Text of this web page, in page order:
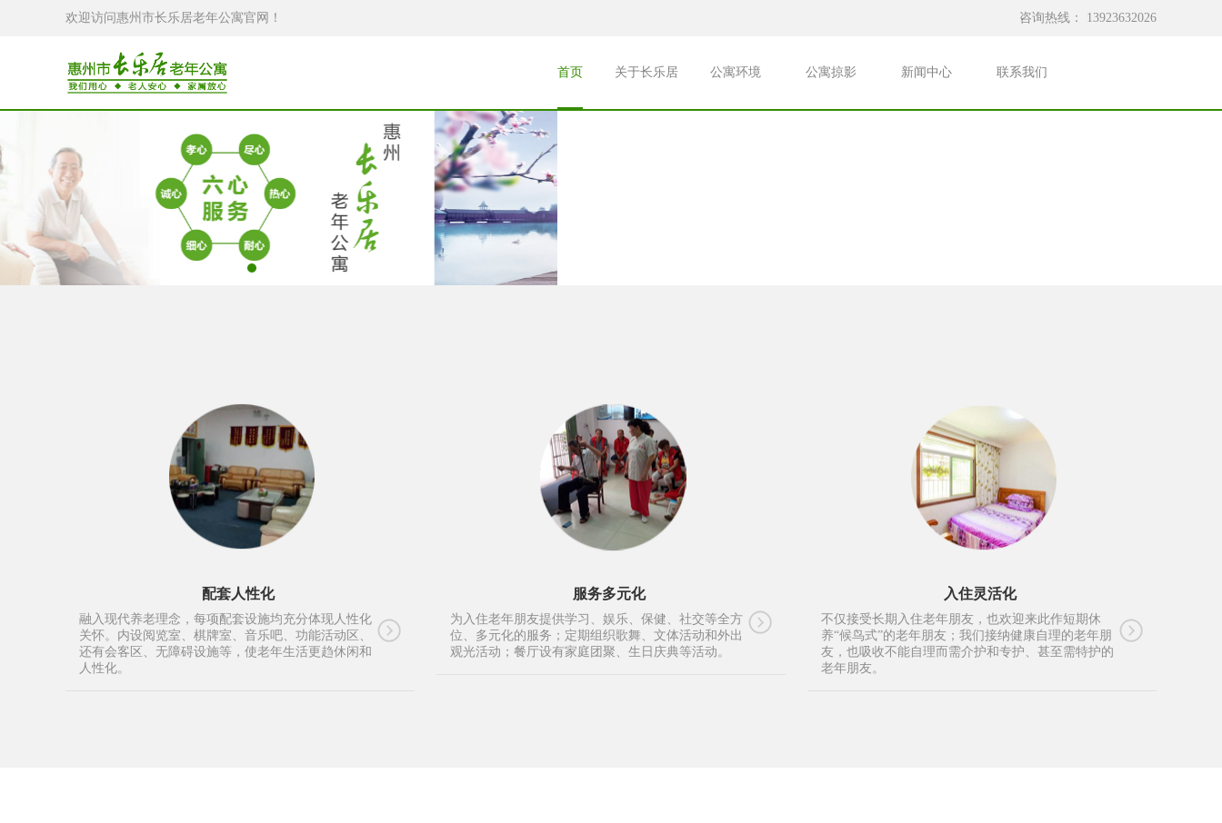
欢迎访问惠州市长乐居老年公寓官网！ 咨询热线： 13923632026
首页 关于长乐居 公寓环境 公寓掠影 新闻中心 联系我们
配套人性化
融入现代养老理念，每项配套设施均充分体现人性化
关怀。内设阅览室、棋牌室、音乐吧、功能活动区、
还有会客区、无障碍设施等，使老年生活更趋休闲和
人性化。
服务多元化
为入住老年朋友提供学习、娱乐、保健、社交等全方
位、多元化的服务；定期组织歌舞、文体活动和外出
观光活动；餐厅设有家庭团聚、生日庆典等活动。
入住灵活化
不仅接受长期入住老年朋友，也欢迎来此作短期休
养“候鸟式”的老年朋友；我们接纳健康自理的老年朋
友，也吸收不能自理而需介护和专护、甚至需特护的
老年朋友。